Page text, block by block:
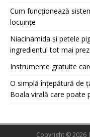
Cum funcționează
locuințe
Niacinamida și petele
ingredientul tot mai
Instrumente gratuite
O simplă înțepătură de
Boala virală care poate
Copyright © 2026